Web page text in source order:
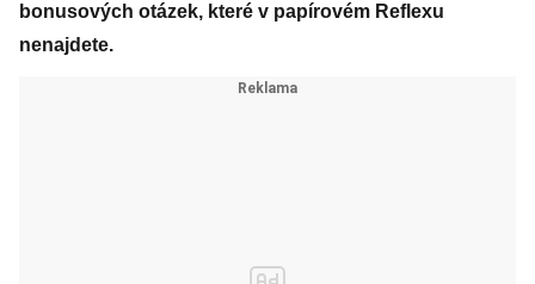
bonusových otázek, které v papírovém Reflexu
nenajdete.